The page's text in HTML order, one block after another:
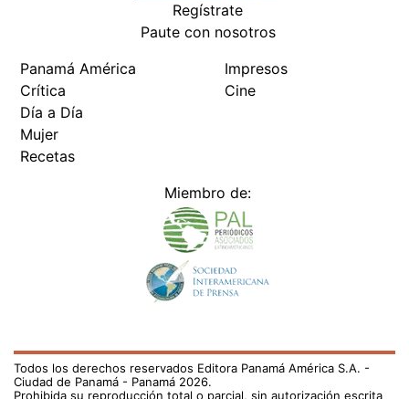
Regístrate
Paute con nosotros
Panamá América
Crítica
Día a Día
Mujer
Recetas
Impresos
Cine
Miembro de:
Todos los derechos reservados Editora Panamá América S.A. -
Ciudad de Panamá - Panamá 2026.
Prohibida su reproducción total o parcial, sin autorización escrita